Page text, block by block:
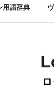
用語辞典